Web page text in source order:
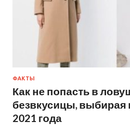
ФАКТЫ
Как не попасть в
безвкусицы, выбирая
2021 года